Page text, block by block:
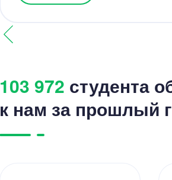
103 972 студента
к нам за прошлый